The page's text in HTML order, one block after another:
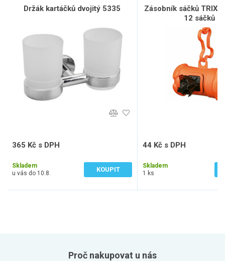
Držák kartáčků dvojitý 5335
365 Kč s DPH
Skladem
u vás do 10.8.
KOUPIT
Zásobník sáčků
12 sáčků L
44 Kč s DPH
Skladem
1 ks
Proč nakupovat u nás